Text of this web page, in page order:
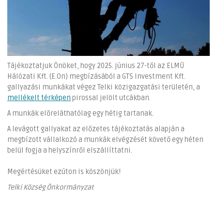
Tájékoztatjuk Önöket, hogy 2025. június 27-től az ELMŰ
Hálózati Kft. (E.On) megbízásából a GTS Investment Kft.
gallyazási munkákat végez Telki közigazgatási területén, a
mellékelt térképen pirossal jelölt utcákban.
A munkák előreláthatólag egy hétig tartanak.
A levágott gallyakat az előzetes tájékoztatás alapján a
megbízott vállalkozó a munkák elvégzését követő egy héten
belül fogja a helyszínről elszállíttatni.
Megértésüket ezúton is köszönjük!
Telki Község Önkormányzat